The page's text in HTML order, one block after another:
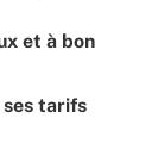
et à bon
ses tarifs